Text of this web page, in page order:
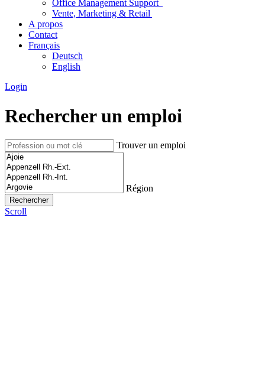
Office Management Support
Vente, Marketing & Retail
A propos
Contact
Français
Deutsch
English
Login
Rechercher un emploi
Trouver un emploi
Région
Scroll